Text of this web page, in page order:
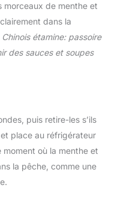
morceaux de menthe et
dans la
Chinois étamine: passoire
des sauces et soupes
puis retire-les s’ils
place au réfrigérateur
moment où la menthe et
la pêche, comme une